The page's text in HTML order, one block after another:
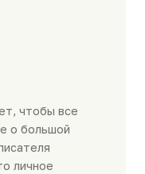
чтобы все
о большой
личное